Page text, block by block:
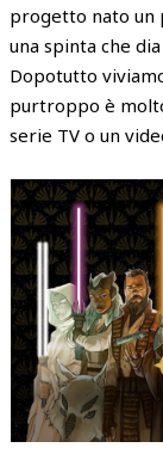
progetto nato un
una spinta che
Dopotutto
purtroppo è
serie TV o un